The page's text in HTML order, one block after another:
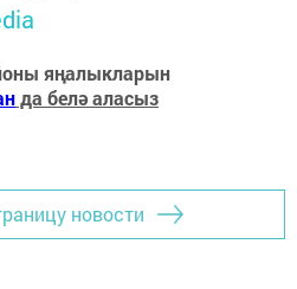
яңалыкларын
да белә аласыз
новости